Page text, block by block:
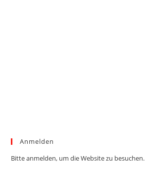
Anmelden
Bitte anmelden, um die Website zu besuchen.